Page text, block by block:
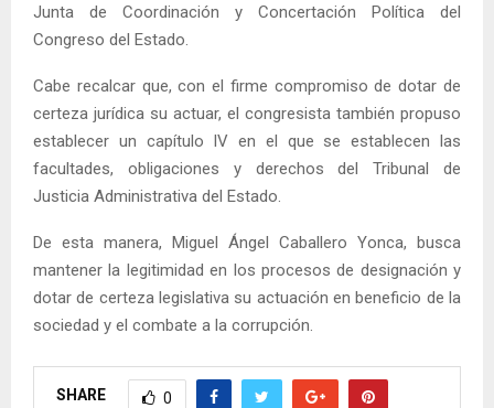
Junta de Coordinación y Concertación Política del
Congreso del Estado.
Cabe recalcar que, con el firme compromiso de dotar de
certeza jurídica su actuar, el congresista también propuso
establecer un capítulo IV en el que se establecen las
facultades, obligaciones y derechos del Tribunal de
Justicia Administrativa del Estado.
De esta manera, Miguel Ángel Caballero Yonca, busca
mantener la legitimidad en los procesos de designación y
dotar de certeza legislativa su actuación en beneficio de la
sociedad y el combate a la corrupción.
SHARE 0